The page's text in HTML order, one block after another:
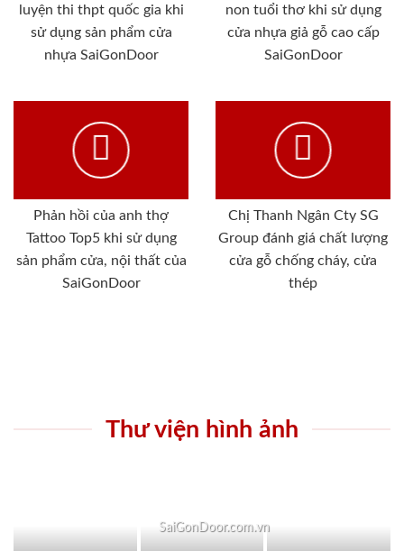
luyện thi thpt quốc gia khi
sử dụng sản phẩm cửa
nhựa SaiGonDoor
non tuổi thơ khi sử dụng
cửa nhựa giả gỗ cao cấp
SaiGonDoor
Phản hồi của anh thợ
Tattoo Top5 khi sử dụng
sản phẩm cửa, nội thất của
SaiGonDoor
Chị Thanh Ngân Cty SG
Group đánh giá chất lượng
cửa gỗ chống cháy, cửa
thép
Thư viện hình ảnh
SaiGonDoor.com.vn